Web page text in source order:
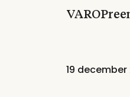
19 december